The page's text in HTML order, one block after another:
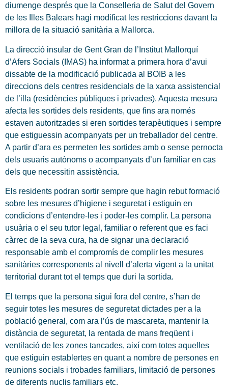
diumenge després que la Conselleria de Salut del Govern
de les Illes Balears hagi modificat les restriccions davant la
millora de la situació sanitària a Mallorca.
La direcció insular de Gent Gran de l’Institut Mallorquí
d’Afers Socials (IMAS) ha informat a primera hora d’avui
dissabte de la modificació publicada al BOIB a les
direccions dels centres residencials de la xarxa assistencial
de l’illa (residències públiques i privades). Aquesta mesura
afecta les sortides dels residents, que fins ara només
estaven autoritzades si eren sortides terapèutiques i sempre
que estiguessin acompanyats per un treballador del centre.
A partir d’ara es permeten les sortides amb o sense pernocta
dels usuaris autònoms o acompanyats d’un familiar en cas
dels que necessitin assistència.
Els residents podran sortir sempre que hagin rebut formació
sobre les mesures d’higiene i seguretat i estiguin en
condicions d’entendre-les i poder-les complir. La persona
usuària o el seu tutor legal, familiar o referent que es faci
càrrec de la seva cura, ha de signar una declaració
responsable amb el compromís de complir les mesures
sanitàries corresponents al nivell d’alerta vigent a la unitat
territorial durant tot el temps que duri la sortida.
El temps que la persona sigui fora del centre, s’han de
seguir totes les mesures de seguretat dictades per a la
població general, com ara l’ús de mascareta, mantenir la
distància de seguretat, la rentada de mans freqüent i
ventilació de les zones tancades, així com totes aquelles
que estiguin establertes en quant a nombre de persones en
reunions socials i trobades familiars, limitació de persones
de diferents nuclis familiars etc.